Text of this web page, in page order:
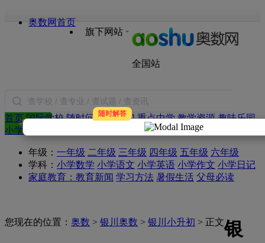
奥数网首页
旗下网站
全国站
搜索
首页国际学校 随时问 随时解答
小学新闻 重点中学 教学资源 趣味乐园
小学试题
日记 合作
年级： 一年级 二年级 三年级 四年级 五年级 六年级
学科： 小学数学 小学语文 小学英语 小学作文 小学日记
家庭教育： 教育新闻 学习方法 暑假生活 父母必读
您现在的位置： 奥数 > 银川奥数 > 银川小升初 > 正文银